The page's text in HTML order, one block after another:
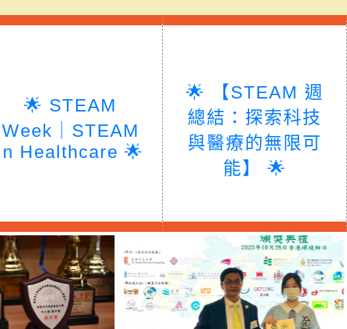
🌟 STEAM
Week｜STEAM
Healthcare 🌟
🌟 【STEAM 週
總結：探索科技
與醫療的無限可
能】 🌟